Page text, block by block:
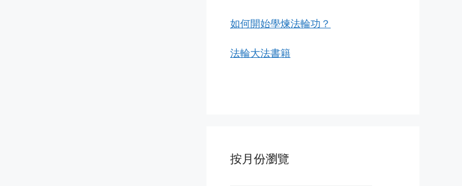
如何開始學煉法輪功？
法輪大法書籍
按月份瀏覽